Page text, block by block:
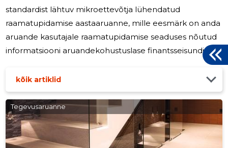
standardist lähtuv mikroettevõtja lühendatud
raamatupidamise aastaaruanne, mille eesmärk on anda
aruande kasutajale raamatupidamise seaduses nõutud
informatsiooni aruandekohustuslase finantsseisundi ja -
kõik artiklid
Tegevusaruanne